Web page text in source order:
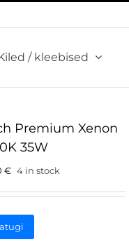
/ kleebised
Premium Xenon
35W
€Current
is:
4 in stock